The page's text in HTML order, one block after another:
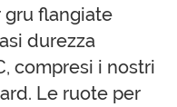
gru flangiate
durezza
compresi i nostri
Le ruote per